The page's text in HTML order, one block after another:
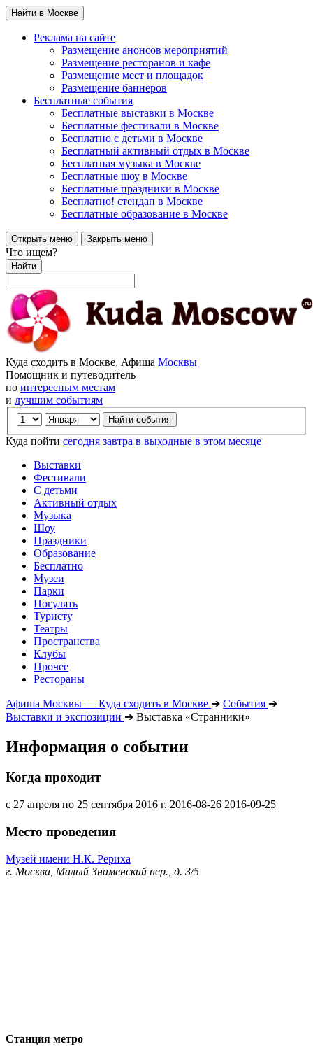
Найти в Москве
Реклама на сайте
Размещение анонсов мероприятий
Размещение ресторанов и кафе
Размещение мест и площадок
Размещение баннеров
Бесплатные события
Бесплатные выставки в Москве
Бесплатные фестивали в Москве
Бесплатно с детьми в Москве
Бесплатный активный отдых в Москве
Бесплатная музыка в Москве
Бесплатные шоу в Москве
Бесплатные праздники в Москве
Бесплатно! стендап в Москве
Бесплатные образование в Москве
Открыть меню Закрыть меню
Что ищем?
Найти
Куда сходить в Москве. Афиша Москвы
Помощник и путеводитель
по интересным местам
и лучшим событиям
Куда пойти сегодня завтра в выходные в этом месяце
Выставки
Фестивали
С детьми
Активный отдых
Музыка
Шоу
Праздники
Образование
Бесплатно
Музеи
Парки
Погулять
Туристу
Театры
Пространства
Клубы
Прочее
Рестораны
Афиша Москвы — Куда сходить в Москве ➔ События ➔
Выставки и экспозиции ➔ Выставка «Странники»
Информация о событии
Когда проходит
с 27 апреля по 25 сентября 2016 г. 2016-08-26 2016-09-25
Место проведения
Музей имени Н.К. Рериха
г. Москва, Малый Знаменский пер., д. 3/5
Станция метро